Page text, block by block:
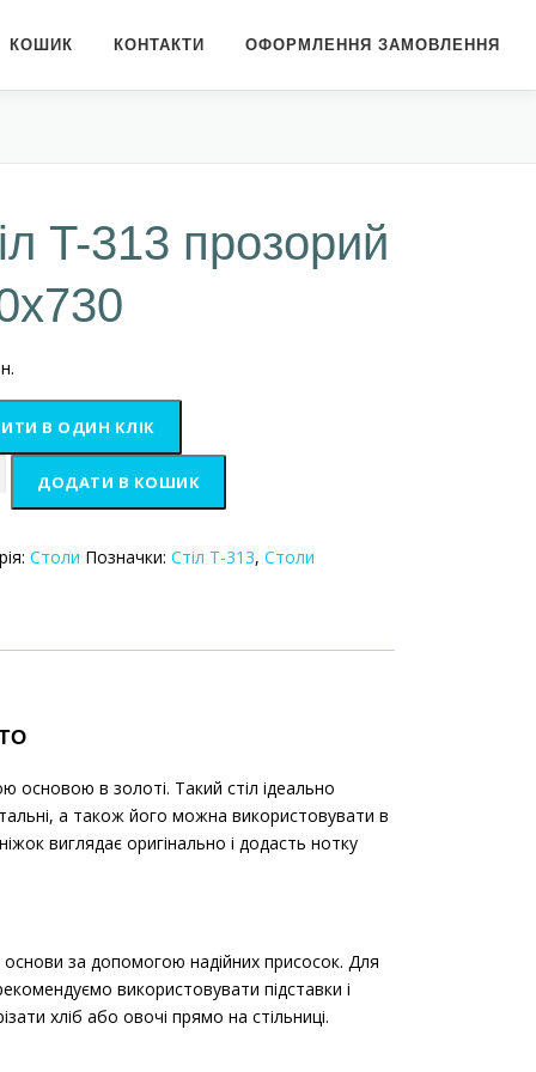
КОШИК КОНТАКТИ ОФОРМЛЕННЯ ЗАМОВЛЕННЯ
T-313 прозорий
В ОДИН КЛІК
ДОДАТИ В КОШИК
Столи Позначки: Стіл T-313, Столи
в золоті. Такий стіл ідеально
а також його можна використовувати в
виглядає оригінально і додасть нотку
за допомогою надійних присосок. Для
використовувати підставки і
хліб або овочі прямо на стільниці.